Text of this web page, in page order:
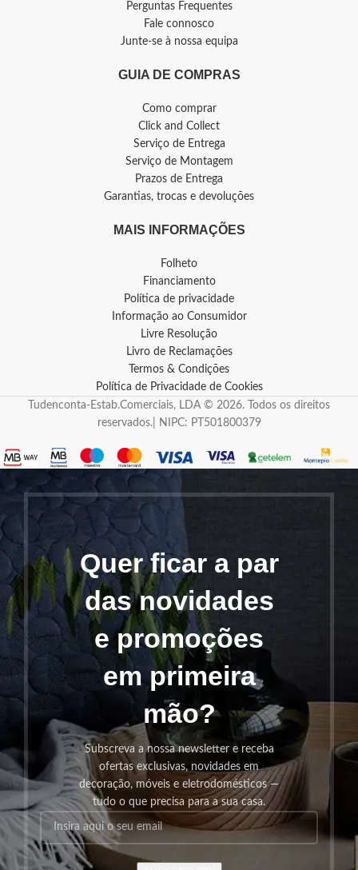
Perguntas Frequentes
Fale connosco
Junte-se à nossa equipa
GUIA DE COMPRAS
Como comprar
Click and Collect
Serviço de Entrega
Serviço de Montagem
Prazos de Entrega
Garantias, trocas e devoluções
MAIS INFORMAÇÕES
Folheto
Financiamento
Política de privacidade
Informação ao Consumidor
Livre Resolução
Livro de Reclamações
Termos & Condições
Política de Privacidade de Cookies
Tudenconta-Estab.Comerciais, LDA © 2026. Todos os direitos
reservados.| NIPC: PT501800379
Quer ficar a par
das novidades
e promoções
em primeira
mão?
Subscreva a nossa newsletter e receba
ofertas exclusivas, novidades em
decoração, móveis e eletrodomésticos —
tudo o que precisa para a sua casa.